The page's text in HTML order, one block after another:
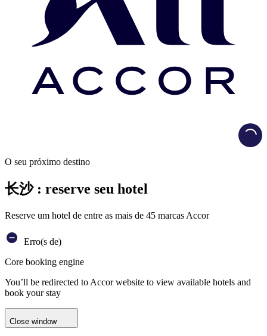
O seu próximo destino
长沙 : reserve seu hotel
Reserve um hotel de entre as mais de 45 marcas Accor
Erro(s de)
Core booking engine
You’ll be redirected to Accor website to view available hotels and
book your stay
Close window